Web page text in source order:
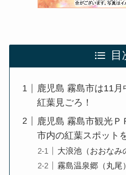
目
鹿児島 霧島市は11
紅葉見ごろ！
鹿児島 霧島市観光Ｐ
市内の紅葉スポット
大浪池（おおなみ
霧島温泉郷（丸尾